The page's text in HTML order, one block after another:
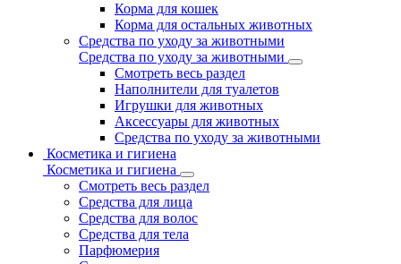
Корма для кошек
Корма для остальных животных
Средства по уходу за животными
Средства по уходу за животными
Смотреть весь раздел
Наполнители для туалетов
Игрушки для животных
Аксессуары для животных
Средства по уходу за животными
Косметика и гигиена
Косметика и гигиена
Смотреть весь раздел
Средства для лица
Средства для волос
Средства для тела
Парфюмерия